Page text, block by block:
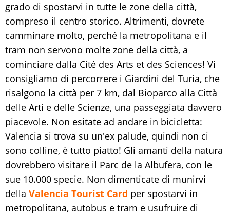
grado di spostarvi in tutte le zone della città,
compreso il centro storico. Altrimenti, dovrete
camminare molto, perché la metropolitana e il
tram non servono molte zone della città, a
cominciare dalla Cité des Arts et des Sciences! Vi
consigliamo di percorrere i Giardini del Turia, che
risalgono la città per 7 km, dal Bioparco alla Città
delle Arti e delle Scienze, una passeggiata davvero
piacevole. Non esitate ad andare in bicicletta:
Valencia si trova su un'ex palude, quindi non ci
sono colline, è tutto piatto! Gli amanti della natura
dovrebbero visitare il Parc de la Albufera, con le
sue 10.000 specie. Non dimenticate di munirvi
della Valencia Tourist Card per spostarvi in
metropolitana, autobus e tram e usufruire di